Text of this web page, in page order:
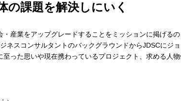
の課題を解決しにいく
産業をアップグレードすることをミッションに掲げるの
ネスコンサルタントのバックグラウンドからJDSCにジョ
った思いや現在携わっているプロジェクト、求める人物